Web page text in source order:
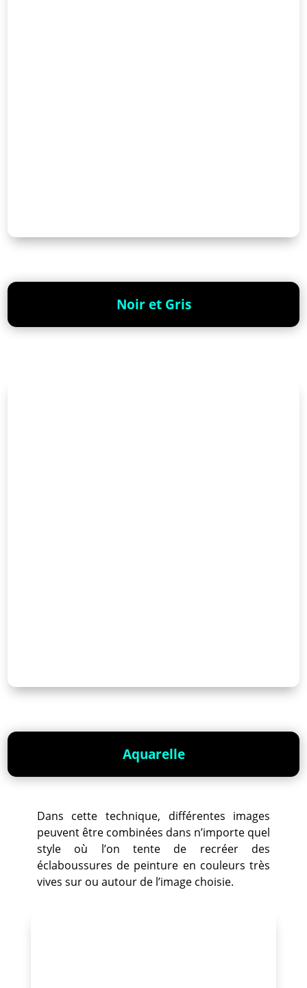
Noir et Gris
Aquarelle
Dans cette technique, différentes images
peuvent être combinées dans n’importe quel
style où l’on tente de recréer des
éclaboussures de peinture en couleurs très
vives sur ou autour de l’image choisie.